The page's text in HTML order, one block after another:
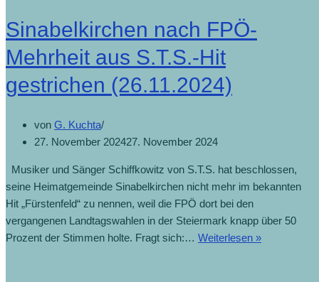
Sinabelkirchen nach FPÖ-
Mehrheit aus S.T.S.-Hit
gestrichen (26.11.2024)
von G. Kuchta
27. November 202427. November 2024
Musiker und Sänger Schiffkowitz von S.T.S. hat beschlossen,
seine Heimatgemeinde Sinabelkirchen nicht mehr im bekannten
Hit „Fürstenfeld“ zu nennen, weil die FPÖ dort bei den
vergangenen Landtagswahlen in der Steiermark knapp über 50
Prozent der Stimmen holte. Fragt sich:… Weiterlesen »